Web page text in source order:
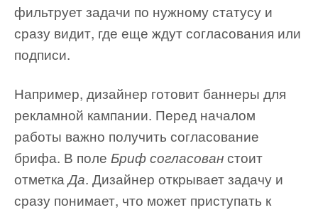
фильтрует задачи по нужному статусу и
сразу видит, где еще ждут согласования или
подписи.
Например, дизайнер готовит баннеры для
рекламной кампании. Перед началом
работы важно получить согласование
брифа. В поле Бриф согласованстоит
отметкаДа. Дизайнер открывает задачу и
сразу понимает, что может приступать к